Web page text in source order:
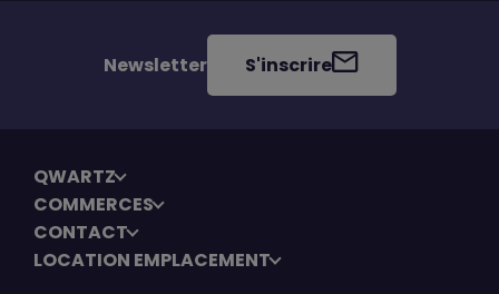
Newsletter S'inscrire
QWARTZ
COMMERCES
CONTACT
LOCATION EMPLACEMENT